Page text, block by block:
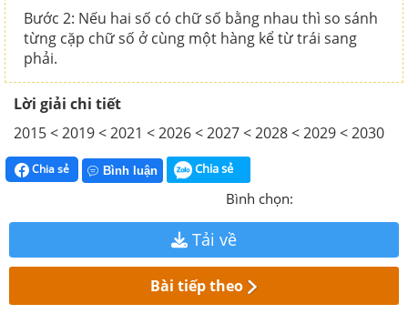
Bước 2: Nếu hai số có chữ số bằng nhau thì so sánh
từng cặp chữ số ở cùng một hàng kể từ trái sang
phải.
Lời giải chi tiết
2015 < 2019 < 2021 < 2026 < 2027 < 2028 < 2029 < 2030
Chia sẻ Bình luận Chia sẻ
Bình chọn:
Tải về
Bài tiếp theo